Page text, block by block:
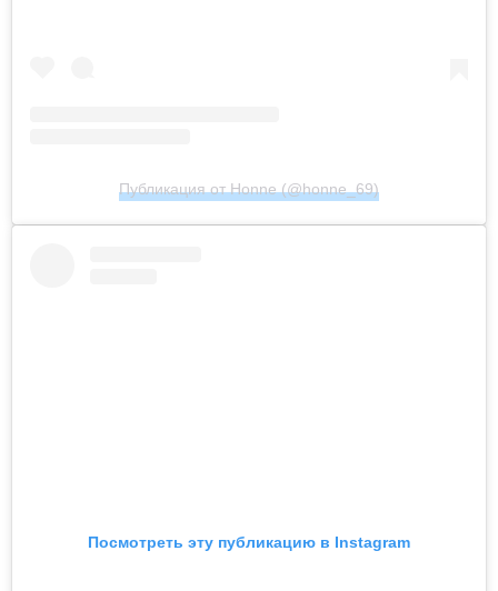
Публикация от Honne (@honne_69)
Посмотреть эту публикацию в Instagram